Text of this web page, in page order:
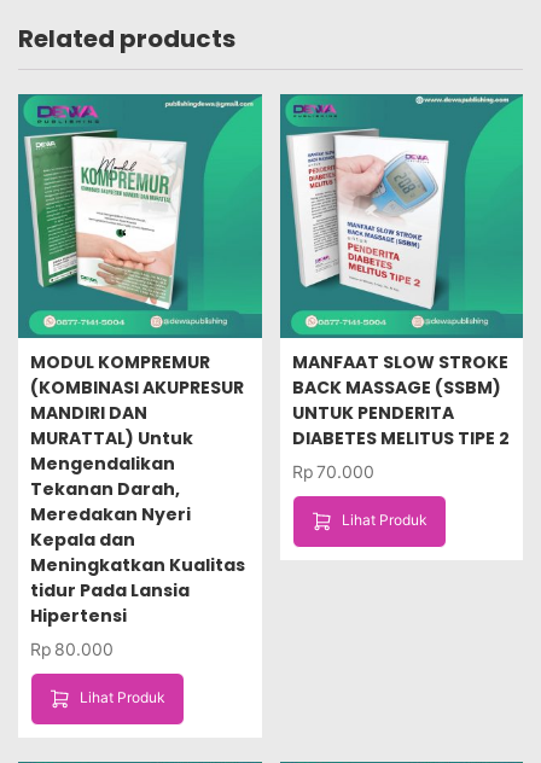
Related products
MODUL KOMPREMUR
(KOMBINASI AKUPRESUR
MANDIRI DAN
MURATTAL) Untuk
Mengendalikan
Tekanan Darah,
Meredakan Nyeri
Kepala dan
Meningkatkan Kualitas
tidur Pada Lansia
Hipertensi
Rp 80.000
Lihat Produk
MANFAAT SLOW STROKE
BACK MASSAGE (SSBM)
UNTUK PENDERITA
DIABETES MELITUS TIPE 2
Rp70.000
Lihat Produk